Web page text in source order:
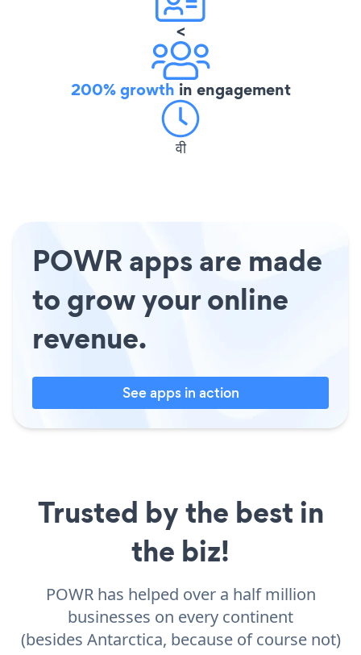
<
200% growth in engagement
वी
POWR apps are made
to grow your online
revenue.
See apps in action
Trusted by the best in
the biz!
POWR has helped over a half million
businesses on every continent
(besides Antarctica, because of course not)